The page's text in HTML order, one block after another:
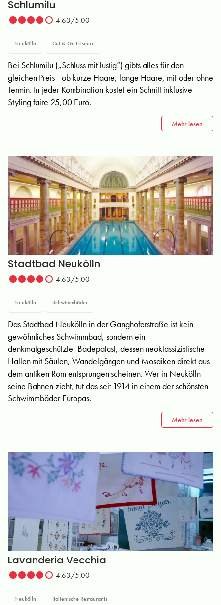
Schlumilu
4.63/5.00
Neukölln Cut & Go Friseure
Bei Schlumilu („Schluss mit lustig“) gibts alles für den
gleichen Preis - ob kurze Haare, lange Haare, mit oder ohne
Termin. In jeder Kombination kostet ein Schnitt inklusive
Styling faire 25,00 Euro.
Mehr lesen
Stadtbad Neukölln
4.63/5.00
Neukölln Schwimmbäder
Das Stadtbad Neukölln in der Ganghoferstraße ist kein
gewöhnliches Schwimmbad, sondern ein
denkmalgeschützter Badepalast, dessen neoklassizistische
Hallen mit Säulen, Wandelgängen und Mosaiken direkt aus
dem antiken Rom entsprungen scheinen. Wer in Neukölln
seine Bahnen zieht, tut das seit 1914 in einem der schönsten
Schwimmbäder Europas.
Mehr lesen
Lavanderia Vecchia
4.63/5.00
Neukölln Italienische Restaurants